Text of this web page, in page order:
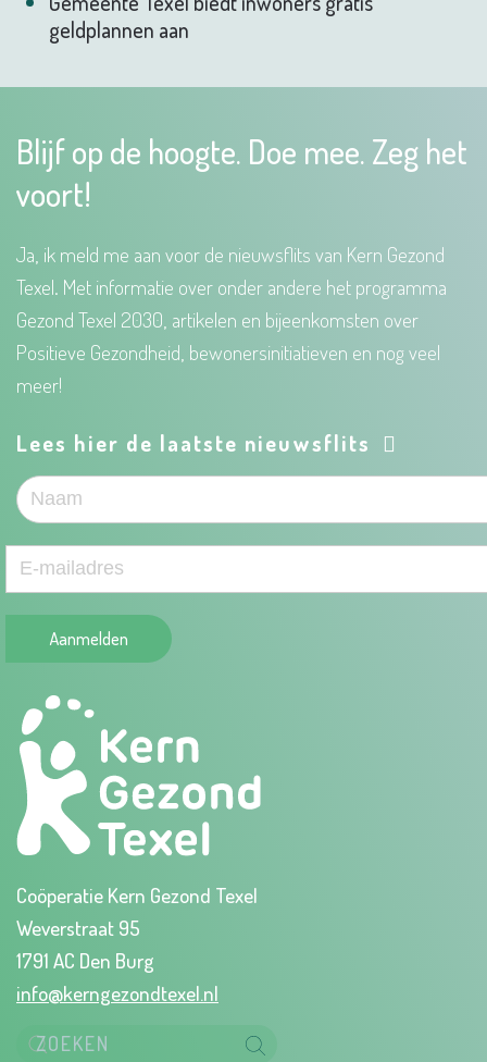
geldplannen aan
Blijf op de hoogte. Doe mee. Zeg het
voort!
Ja, ik meld me aan voor de nieuwsflits van Kern Gezond
Texel. Met informatie over onder andere het programma
Gezond Texel 2030, artikelen en bijeenkomsten over
Positieve Gezondheid, bewonersinitiatieven en nog veel
meer!
Lees hier de laatste nieuwsflits
Aanmelden
Coöperatie Kern Gezond Texel
Weverstraat 95
1791 AC Den Burg
info@kerngezondtexel.nl